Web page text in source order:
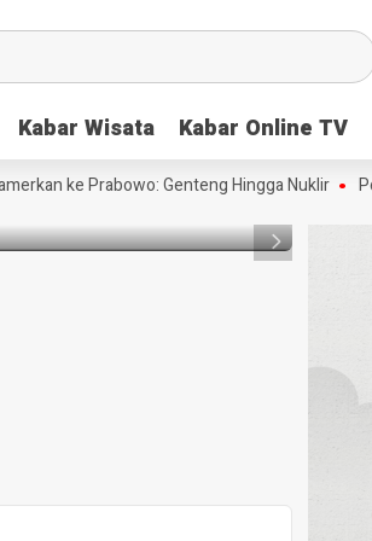
Kabar Wisata Kabar Online TV
Kabar Wisata Kabar Online TV
ke Prabowo: Genteng Hingga Nuklir 11